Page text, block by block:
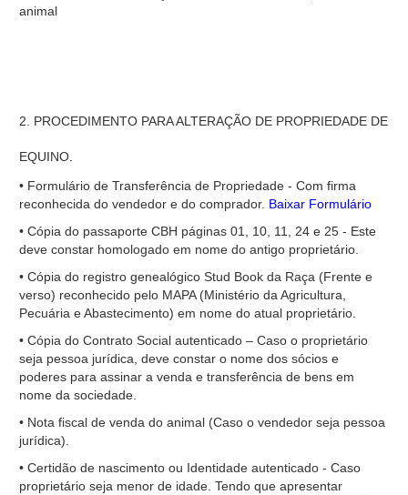
animal
2. PROCEDIMENTO PARA ALTERAÇÃO DE PROPRIEDADE DE
EQUINO.
• Formulário de Transferência de Propriedade - Com firma
reconhecida do vendedor e do comprador. Baixar Formulário
• Cópia do passaporte CBH páginas 01, 10, 11, 24 e 25 - Este
deve constar homologado em nome do antigo proprietário.
• Cópia do registro genealógico Stud Book da Raça (Frente e
verso) reconhecido pelo MAPA (Ministério da Agricultura,
Pecuária e Abastecimento) em nome do atual proprietário.
• Cópia do Contrato Social autenticado – Caso o proprietário
seja pessoa jurídica, deve constar o nome dos sócios e
poderes para assinar a venda e transferência de bens em
nome da sociedade.
• Nota fiscal de venda do animal (Caso o vendedor seja pessoa
jurídica).
• Certidão de nascimento ou Identidade autenticado - Caso
proprietário seja menor de idade. Tendo que apresentar